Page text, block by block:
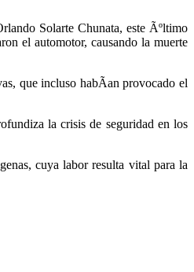
Solarte Chunata, este Ãºltimo
el automotor, causando la muerte
que incluso habÃ­an provocado el
la crisis de seguridad en los
cuya labor resulta vital para la